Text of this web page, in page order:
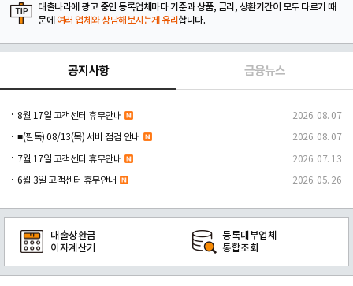
대출나라에 광고 중인 등록업체마다 기준과 상품, 금리, 상환기간이 모두 다르기 때
문에 여러 업체와 상담해보시는게 유리합니다.
공지사항 금융뉴스
8월 17일 고객센터 휴무안내 2026. 08. 07
■(필독) 08/13(목) 서버 점검 안내 2026. 08. 07
7월 17일 고객센터 휴무안내 2026. 07. 13
6월 3일 고객센터 휴무안내 2026. 05. 26
대출상환금
이자계산기
등록대부업체
통합조회